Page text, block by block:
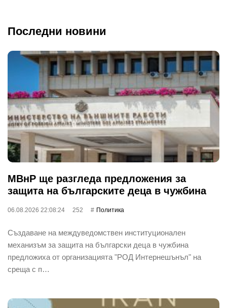
Последни новини
МВнР ще разгледа предложения за
защита на българските деца в чужбина
06.08.2026 22:08:24 252 Политика
Създаване на междуведомствен институционален
механизъм за защита на български деца в чужбина
предложиха от организацията "РОД Интернешънъл" на
среща с п…